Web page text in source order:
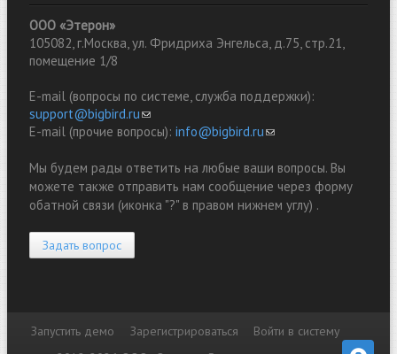
ООО «Этерон»
105082, г.Москва, ул. Фридриха Энгельса, д.75, стр.21,
помещение 1/8
E-mail (вопросы по системе, служба поддержки):
support@bigbird.ru(link sends e-mail)
E-mail (прочие вопросы): info@bigbird.ru(link sends e-mail)
Мы будем рады ответить на любые ваши вопросы. Вы
можете также отправить нам сообщение через форму
обатной связи (иконка "?" в правом нижнем углу) .
Задать вопрос
Запустить демо Зарегистрироваться
Войти в систему